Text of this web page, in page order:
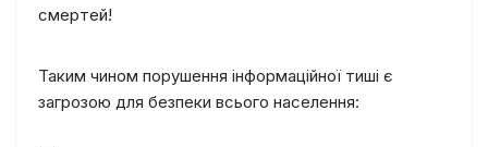
смертей!
Таким чином порушення інформаційної тиші є
загрозою для безпеки всього населення: